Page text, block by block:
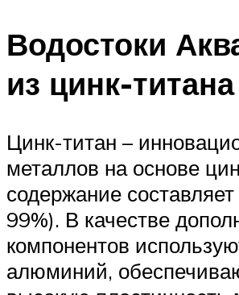
Водостоки
из цинк-титана
Цинк-титан –
металлов на основе
содержание
99%). В качестве
компонентов
алюминий,